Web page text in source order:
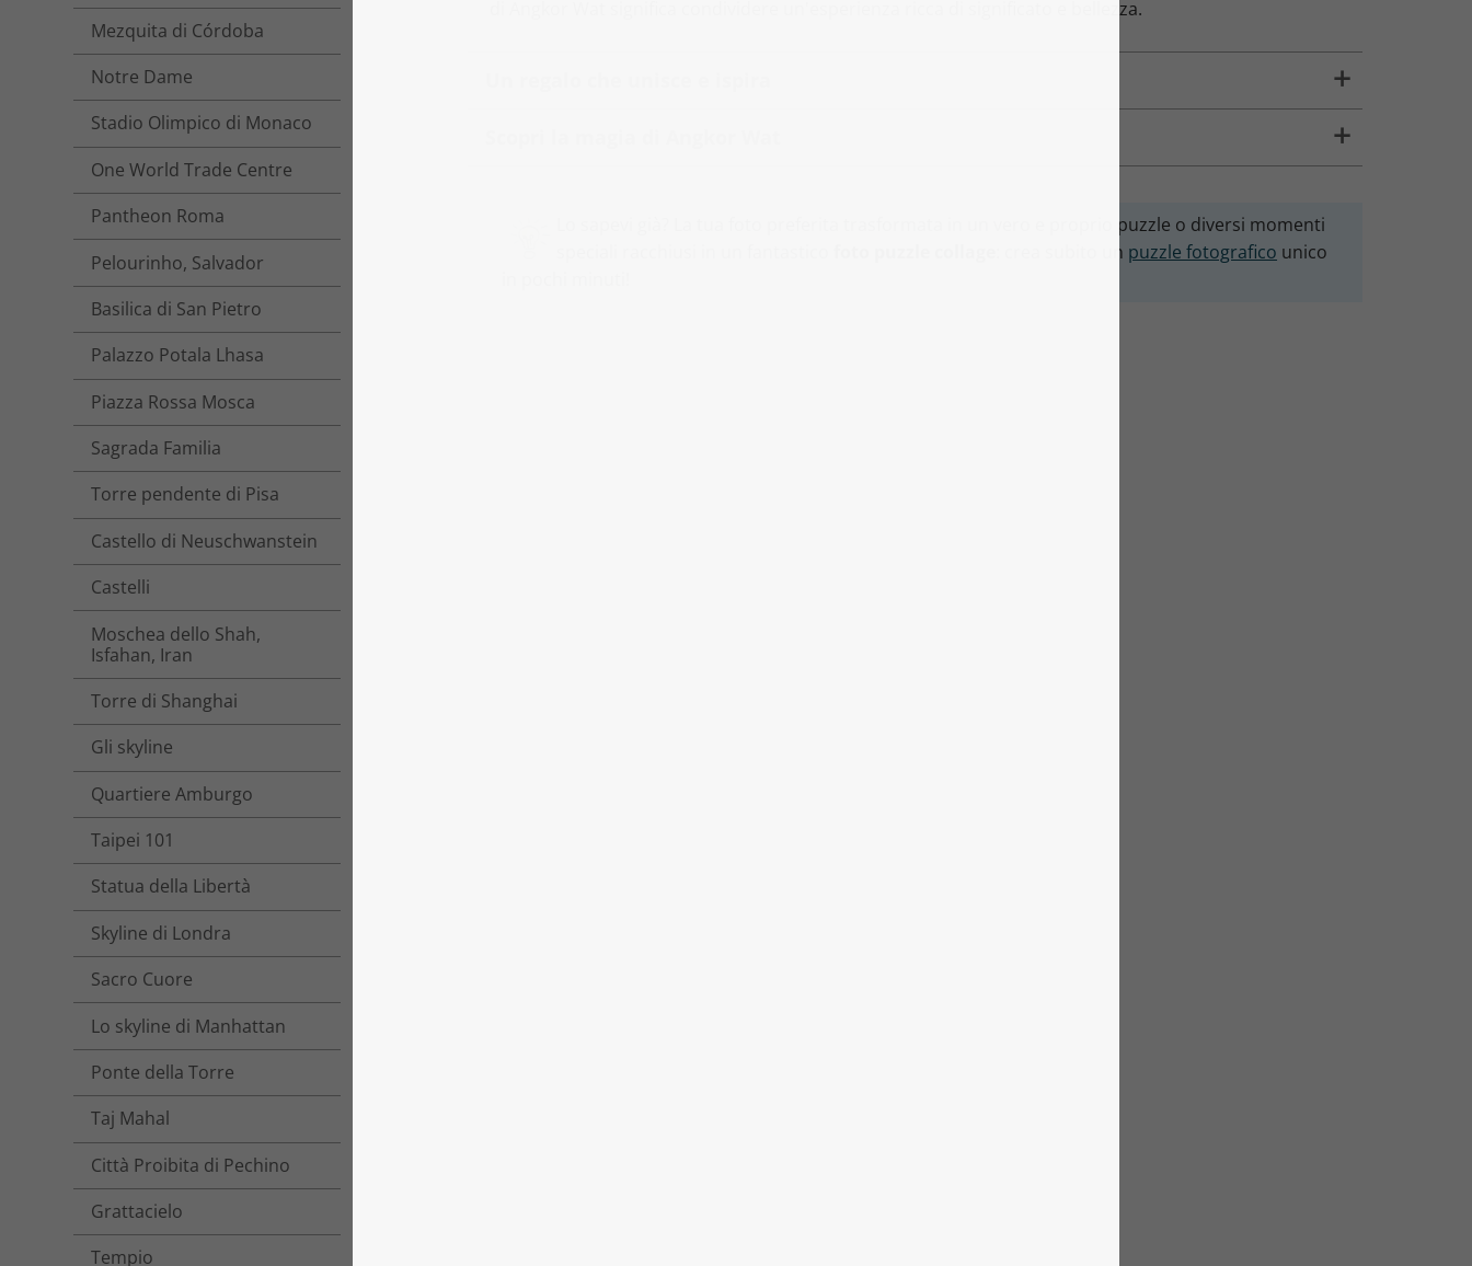
Mezquita di Córdoba
Notre Dame
Stadio Olimpico di Monaco
One World Trade Centre
Pantheon Roma
Pelourinho, Salvador
Basilica di San Pietro
Palazzo Potala Lhasa
Piazza Rossa Mosca
Sagrada Familia
Torre pendente di Pisa
Castello di Neuschwanstein
Castelli
Moschea dello Shah,
Isfahan, Iran
Torre di Shanghai
Gli skyline
Quartiere Amburgo
Taipei 101
Statua della Libertà
Skyline di Londra
Sacro Cuore
Lo skyline di Manhattan
Ponte della Torre
Taj Mahal
Città Proibita di Pechino
Grattacielo
Tempio
di Angkor Wat significa condividere un'esperienza ricca di significato e bellezza.
Lo sapevi già? La tua foto preferita trasformata in un vero e proprio puzzle o diversi momenti
: crea subito un puzzle fotografico unico